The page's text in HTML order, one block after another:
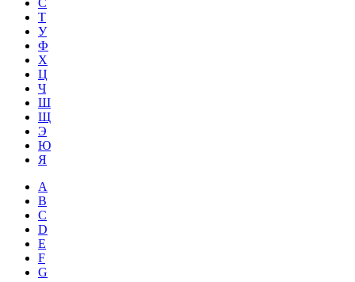
С
Т
У
Ф
Х
Ц
Ч
Ш
Щ
Э
Ю
Я
A
B
C
D
E
F
G